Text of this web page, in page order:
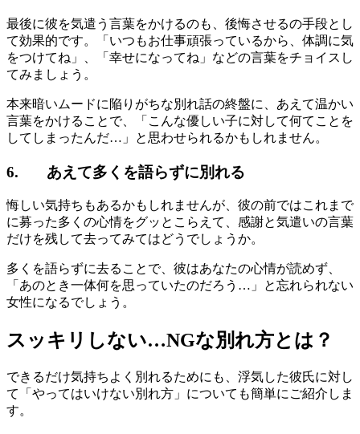
最後に彼を気遣う言葉をかけるのも、後悔させるの手段とし
て効果的です。「いつもお仕事頑張っているから、体調に気
をつけてね」、「幸せになってね」などの言葉をチョイスし
てみましょう。
本来暗いムードに陥りがちな別れ話の終盤に、あえて温かい
言葉をかけることで、「こんな優しい子に対して何てことを
してしまったんだ…」と思わせられるかもしれません。
6. あえて多くを語らずに別れる
悔しい気持ちもあるかもしれませんが、彼の前ではこれまで
に募った多くの心情をグッとこらえて、感謝と気遣いの言葉
だけを残して去ってみてはどうでしょうか。
多くを語らずに去ることで、彼はあなたの心情が読めず、
「あのとき一体何を思っていたのだろう…」と忘れられない
女性になるでしょう。
スッキリしない…NGな別れ方とは？
できるだけ気持ちよく別れるためにも、浮気した彼氏に対し
て「やってはいけない別れ方」についても簡単にご紹介しま
す。